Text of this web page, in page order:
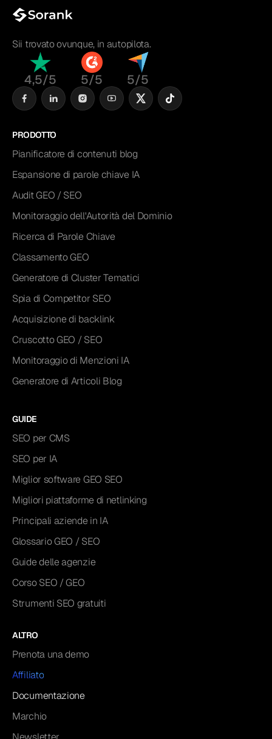
Sii trovato ovunque, in autopilota.
4,5/5 5/5 5/5
PRODOTTO
Pianificatore di contenuti blog
Espansione di parole chiave IA
Audit GEO / SEO
Monitoraggio dell'Autorità del Dominio
Ricerca di Parole Chiave
Classamento GEO
Generatore di Cluster Tematici
Spia di Competitor SEO
Acquisizione di backlink
Cruscotto GEO / SEO
Monitoraggio di Menzioni IA
Generatore di Articoli Blog
GUIDE
SEO per CMS
SEO per IA
Miglior software GEO SEO
Migliori piattaforme di netlinking
Principali aziende in IA
Glossario GEO / SEO
Guide delle agenzie
Corso SEO / GEO
Strumenti SEO gratuiti
ALTRO
Prenota una demo
Affiliato
Documentazione
Marchio